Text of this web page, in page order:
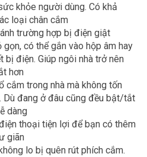
khỏe người dùng. Có khả
loại chân cắm
trường hợp bị điện giật
có thể gắn vào hộp âm hay
bị điện. Giúp ngôi nhà trở nên
hơn
cắm trong nhà mà không tốn
Dù đang ở đâu cũng đều bật/tắt
dàng
thoại tiện lợi để bạn có thêm
giãn
lo bị quên rút phích cắm.